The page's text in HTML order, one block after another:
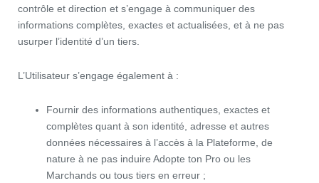
contrôle et direction et s’engage à communiquer des
informations complètes, exactes et actualisées, et à ne pas
usurper l’identité d’un tiers.
L’Utilisateur s’engage également à :
Fournir des informations authentiques, exactes et
complètes quant à son identité, adresse et autres
données nécessaires à l’accès à la Plateforme, de
nature à ne pas induire Adopte ton Pro ou les
Marchands ou tous tiers en erreur ;